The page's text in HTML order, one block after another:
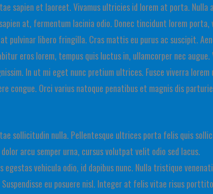
sapien et laoreet. Vivamus ultricies id lorem at porta. Nulla
at, fermentum lacinia odio. Donec tincidunt lorem porta,
pulvinar libero fringilla. Cras mattis eu purus ac suscipit.
eros lorem, tempus quis luctus in, ullamcorper nec augue.
In ut mi eget nunc pretium ultrices. Fusce viverra
congue. Orci varius natoque penatibus et magnis dis
sollicitudin nulla. Pellentesque ultrices porta felis quis
arcu semper urna, cursus volutpat velit odio sed lacus.
vehicula odio, id dapibus nunc. Nulla tristique
eu posuere nisl. Integer at felis vitae risus